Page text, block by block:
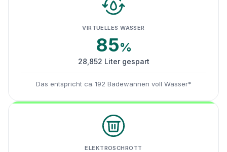
VIRTUELLES WASSER
85%
28,852 Liter gespart
Das entspricht ca. 192 Badewannen voll Wasser*
ELEKTROSCHROTT